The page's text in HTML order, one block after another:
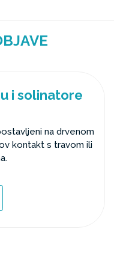
i solinatore
na drvenom
kontakt s travom ili